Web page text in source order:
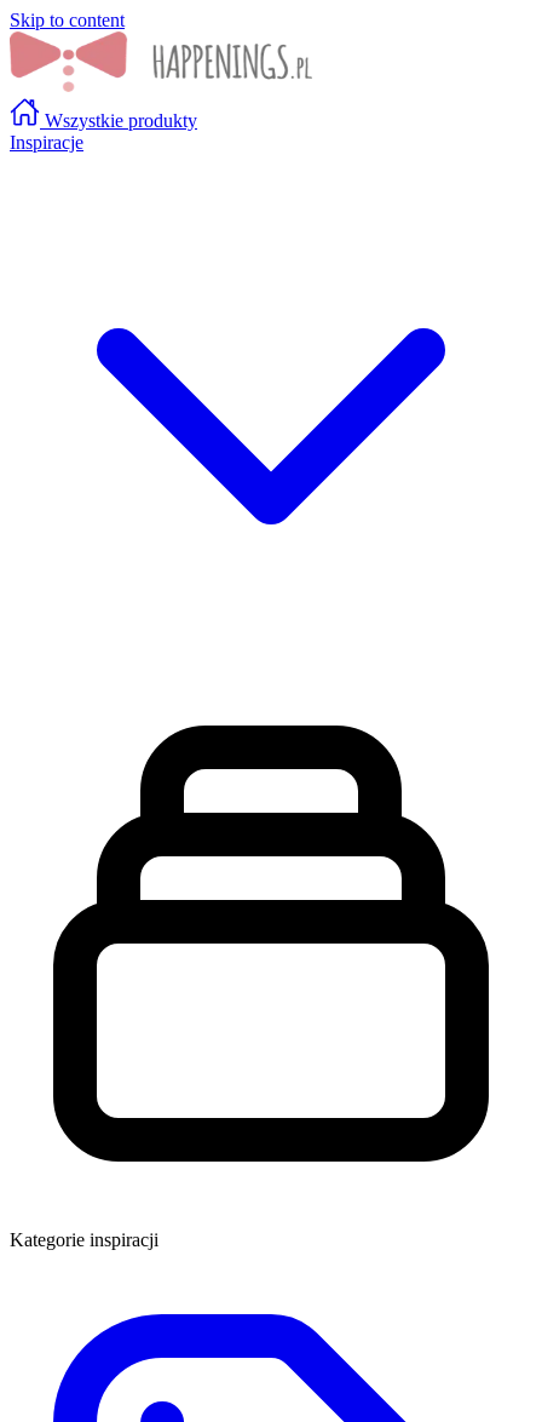
Skip to content
Wszystkie produkty
Inspiracje
Kategorie inspiracji